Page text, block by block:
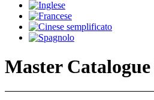
Master Catalogue